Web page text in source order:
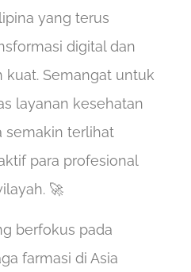
yang terus
digital dan
kuat. Semangat untuk
layanan kesehatan
semakin terlihat
para profesional
🚀
berfokus pada
farmasi di Asia